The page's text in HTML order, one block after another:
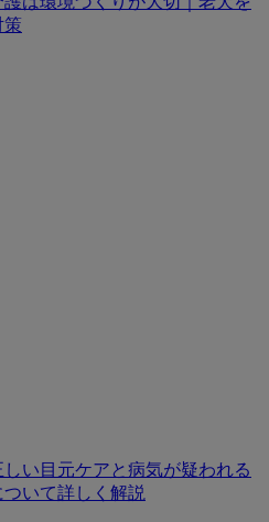
策
しい目元ケアと病気が疑われる
いて詳しく解説